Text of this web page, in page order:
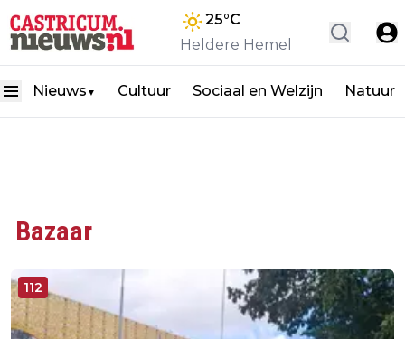
25°C
Heldere Hemel
Nieuws ▼ Cultuur Sociaal en Welzijn Natuur
Bazaar
112